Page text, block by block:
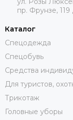
пр. Фрунзе,
Каталог
Спецодежда
Спецобувь
Средства
Для туристов,
Трикотаж
Головные уборы